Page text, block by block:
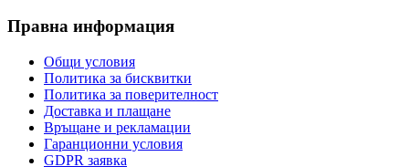
Правна информация
Общи условия
Политика за бисквитки
Политика за поверителност
Доставка и плащане
Връщане и рекламации
Гаранционни условия
GDPR заявка